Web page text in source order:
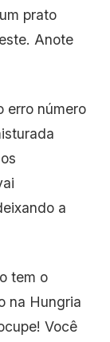
prato
Anote
erro número
a
tem o
na Hungria
Você